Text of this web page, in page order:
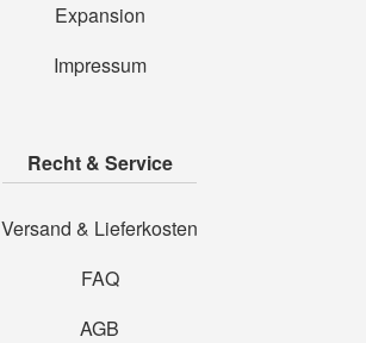
Expansion
Impressum
Recht & Service
Versand & Lieferkosten
FAQ
AGB